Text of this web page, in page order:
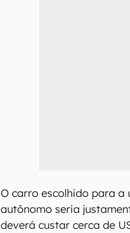
O carro escolhido para
autônomo seria
deverá custar cerca de